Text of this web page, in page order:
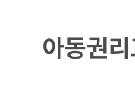
리교육-
아동권